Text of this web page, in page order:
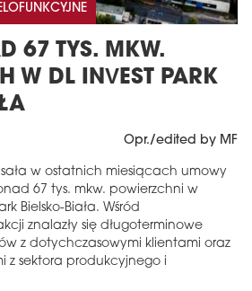
67 TYS. MKW.
W DL INVEST PARK
Opr./edited by MF
w ostatnich miesiącach umowy
67 tys. mkw. powierzchni w
Bielsko-Biała. Wśród
znalazły się długoterminowe
z dotychczasowymi klientami oraz
z sektora produkcyjnego i